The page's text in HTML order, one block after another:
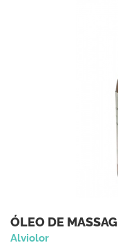
ÓLEO DE
Alviolor